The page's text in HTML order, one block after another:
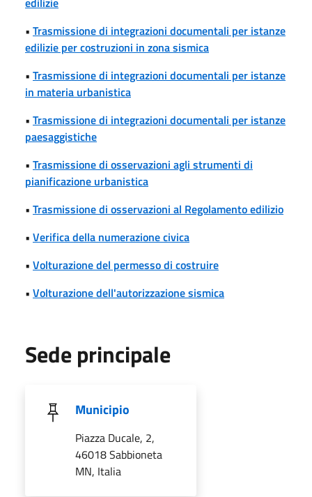
• Trasmissione di integrazioni documentali per istanze
edilizie per costruzioni in zona sismica
• Trasmissione di integrazioni documentali per istanze
in materia urbanistica
• Trasmissione di integrazioni documentali per istanze
paesaggistiche
• Trasmissione di osservazioni agli strumenti di
pianificazione urbanistica
• Trasmissione di osservazioni al Regolamento edilizio
• Verifica della numerazione civica
• Volturazione del permesso di costruire
• Volturazione dell'autorizzazione sismica
Sede principale
Municipio
Piazza Ducale, 2,
46018 Sabbioneta
MN, Italia